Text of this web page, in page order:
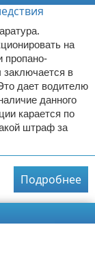
на
пропано-
в
дает водителю
данного
карается по
штраф за
Подробнее